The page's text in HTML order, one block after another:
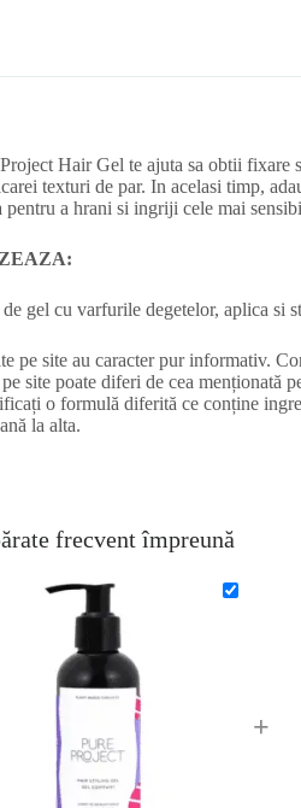
Hair Gel te ajuta sa obtii fixare
texturi de par. In acelasi timp,
pentru a hrani si ingriji cele mai
gel cu varfurile degetelor, aplica si
pe site au caracter pur informativ.
site poate diferi de cea menționată
o formulă diferită ce conține
la alta.
frecvent împreună
+